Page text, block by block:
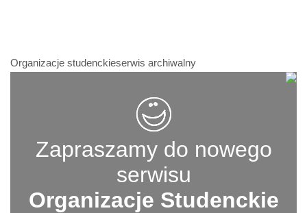
Organizacje studenckieserwis archiwalny
Zapraszamy do nowego
serwisu
Organizacje Studenckie